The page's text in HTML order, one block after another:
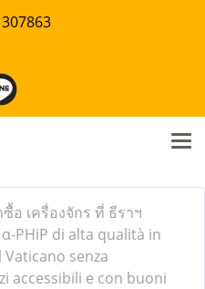
อ เครื่องจักร ที่ ธีราฯ
PHiP di alta qualità in
senza
accessibili e con buoni